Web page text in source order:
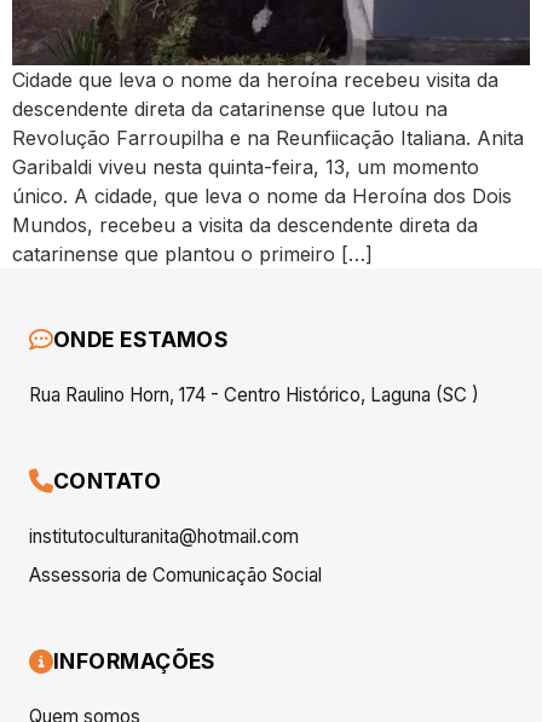
Cidade que leva o nome da heroína recebeu visita da
descendente direta da catarinense que lutou na
Revolução Farroupilha e na Reunfiicação Italiana. Anita
Garibaldi viveu nesta quinta-feira, 13, um momento
único. A cidade, que leva o nome da Heroína dos Dois
Mundos, recebeu a visita da descendente direta da
catarinense que plantou o primeiro […]
ONDE ESTAMOS
Rua Raulino Horn, 174 - Centro Histórico, Laguna (SC )
CONTATO
institutoculturanita@hotmail.com
Assessoria de Comunicação Social
INFORMAÇÕES
Quem somos